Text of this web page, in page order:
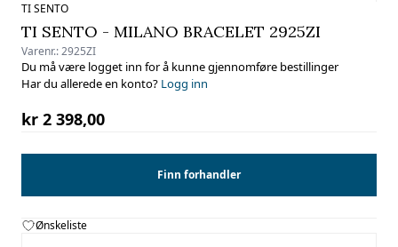
TI SENTO
TI SENTO - MILANO BRACELET 2925ZI
Varenr.:2925ZI
Du må være logget inn for å kunne gjennomføre bestillinger
Har du allerede en konto? Logg inn
kr 2 398,00
Finn forhandler
Ønskeliste